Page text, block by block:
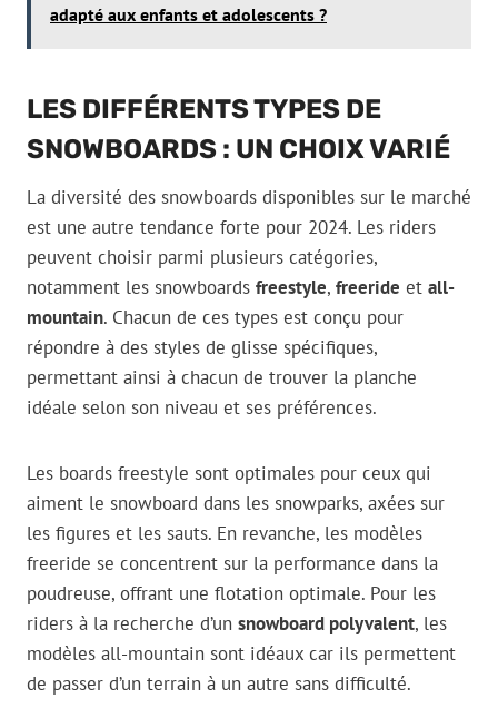
adapté aux enfants et adolescents ?
LES DIFFÉRENTS TYPES DE
SNOWBOARDS : UN CHOIX VARIÉ
La diversité des snowboards disponibles sur le marché
est une autre tendance forte pour 2024. Les riders
peuvent choisir parmi plusieurs catégories,
notamment les snowboards freestyle, freeride et all-
mountain. Chacun de ces types est conçu pour
répondre à des styles de glisse spécifiques,
permettant ainsi à chacun de trouver la planche
idéale selon son niveau et ses préférences.
Les boards freestyle sont optimales pour ceux qui
aiment le snowboard dans les snowparks, axées sur
les figures et les sauts. En revanche, les modèles
freeride se concentrent sur la performance dans la
poudreuse, offrant une flotation optimale. Pour les
riders à la recherche d’un snowboard polyvalent, les
modèles all-mountain sont idéaux car ils permettent
de passer d’un terrain à un autre sans difficulté.